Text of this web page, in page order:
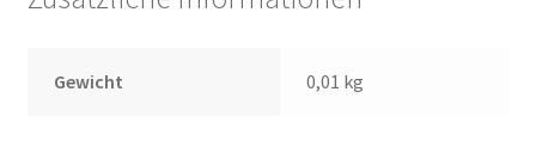
Gewicht 0,01 kg